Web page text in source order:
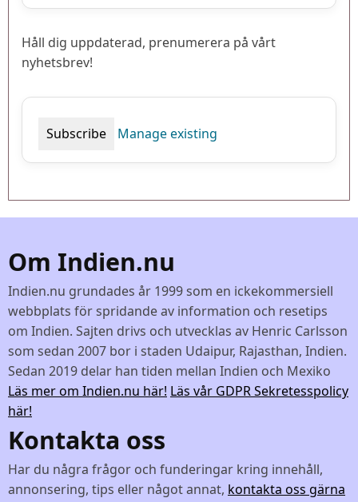
Håll dig uppdaterad, prenumerera på vårt
nyhetsbrev!
Manage existing
Om Indien.nu
Indien.nu grundades år 1999 som en ickekommersiell
webbplats för spridande av information och resetips
om Indien. Sajten drivs och utvecklas av Henric Carlsson
som sedan 2007 bor i staden Udaipur, Rajasthan, Indien.
Sedan 2019 delar han tiden mellan Indien och Mexiko
Läs mer om Indien.nu här! Läs vår GDPR Sekretesspolicy
här!
Kontakta oss
Har du några frågor och funderingar kring innehåll,
annonsering, tips eller något annat, kontakta oss gärna